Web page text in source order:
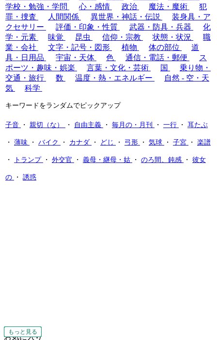
もっと見る
もっと見る
もっと見る
もっと見る
もっと見る
もっと見る
もっと見る
もっと見る
もっと見る
もっと見る
もっと見る
もっと見る
もっと見る
もっと見る
もっと見る
もっと見る
もっと見る
学校・勉強・学問
心・感情 政治 魔法・魔術
犯
罪・捜査
人間関係 異世界・神話・伝説
装身具・ア
クセサリー
評価・印象・性質 武器・防具・兵器
化
学・元素
味覚 昆虫 信仰・宗教 状態・状況
職
業・会社
文字・記号・図形 植物 体の部位
道
具・日用品
宇宙・天体 色 通信・電話・郵便
ス
ポーツ・趣味・娯楽
言葉・文化・芸術 国
乗り物・
交通・旅行
数 温度・熱・エネルギー
自然 - 空・天
気
科学
キーワードをランダムでピックアップ
子音 ・ 親切（な） ・ 自由主義 ・ 毎月の・月刊 ・ 一行 ・ 耳たぶ
・ 薄味 ・ バイク ・ カナダ ・ どじ ・ 弓形 ・ 気球 ・ 子宮 ・ 楽譜
・ トランプ ・ 外交官 ・ 義母・継母・姑 ・ のろ間、鈍感 ・ 彼女
の ・ 誘惑
お気に入り